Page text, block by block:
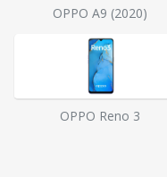
OPPO A9 (2020)
OPPO Reno 3